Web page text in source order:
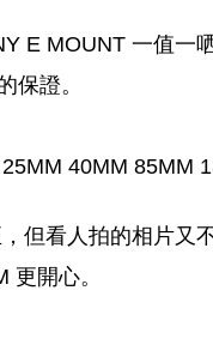
x
表
E MOUNT 一值一
保證。
40MM 85MM
但看人拍的相片又
更開心。